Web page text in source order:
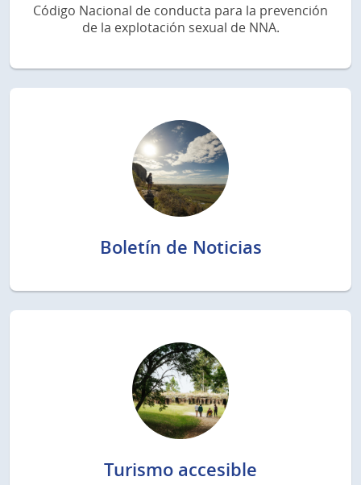
Código Nacional de conducta para la prevención
de la explotación sexual de NNA.
Boletín de Noticias
Turismo accesible